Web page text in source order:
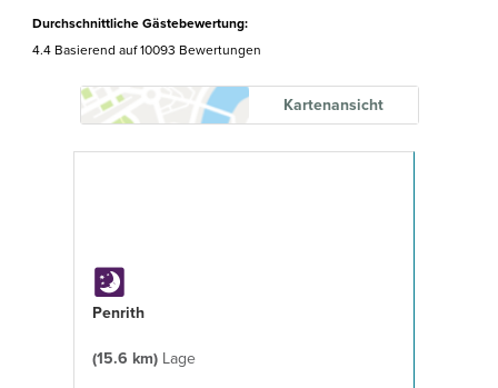
Durchschnittliche Gästebewertung:
4.4 Basierend auf10093 Bewertungen
Kartenansicht
Penrith
(15.6 km) Lage